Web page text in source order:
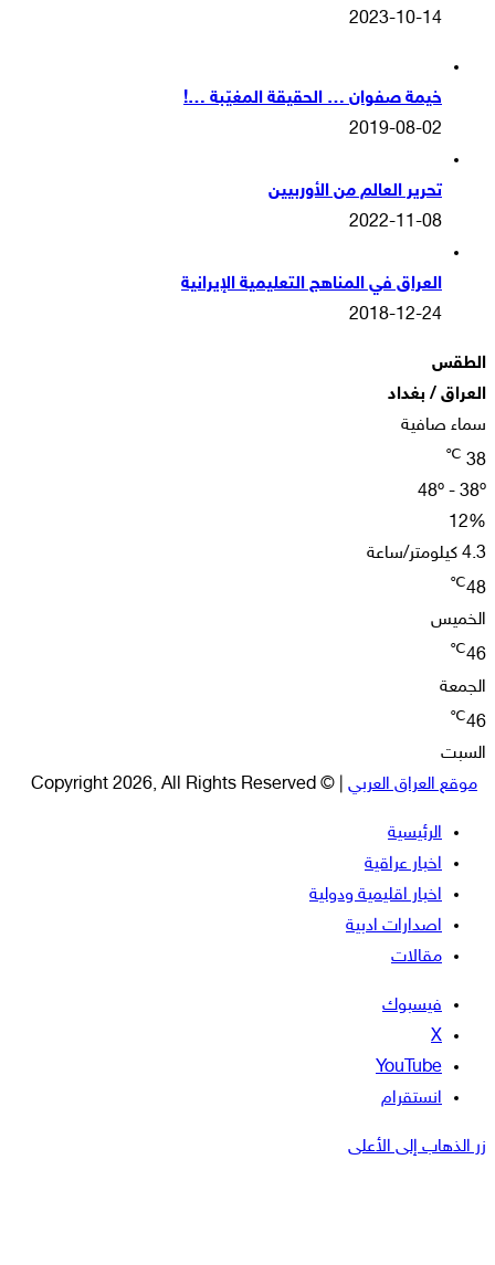
2023-10-14
خيمة صفوان … الحقيقة المغيّبة …!
2019-08-02
تحرير العالم من الأوربيين
2022-11-08
العراق في المناهج التعليمية الإيرانية
2018-12-24
الطقس
العراق / بغداد
سماء صافية
38
℃
48º - 38º
12%
4.3 كيلومتر/ساعة
48
℃
الخميس
46
℃
الجمعة
46
℃
السبت
موقع العراق العربي | © Copyright 2026, All Rights Reserved
الرئيسية
اخبار عراقية
اخبار اقليمية ودولية
اصدارات ادبية
مقالات
فيسبوك
‫X
‫YouTube
انستقرام
زر الذهاب إلى الأعلى